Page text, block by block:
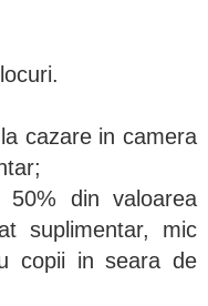
cazare in camera
din valoarea
suplimentar, mic
copii in seara de